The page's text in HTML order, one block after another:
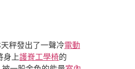
秤發出了一聲冷電動
身上護脊工學椅的